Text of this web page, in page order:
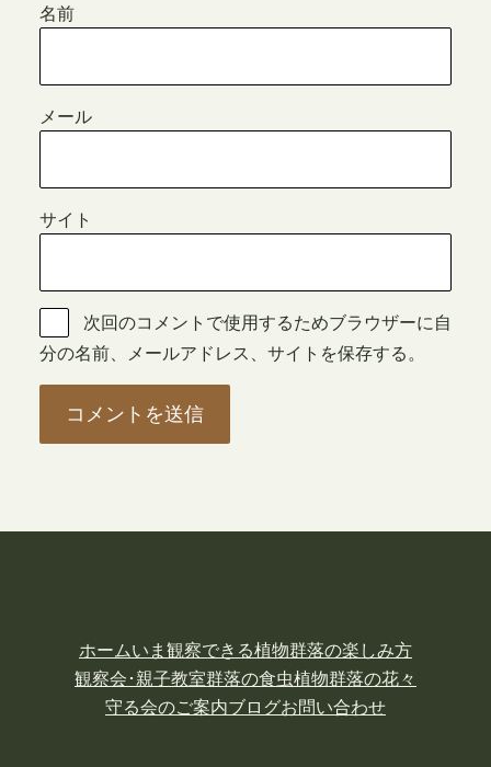
名前
メール
サイト
次回のコメントで使用するためブラウザーに自
分の名前、メールアドレス、サイトを保存する。
ホームいま観察できる植物群落の楽しみ方
観察会･親子教室群落の食虫植物群落の花々
守る会のご案内ブログお問い合わせ